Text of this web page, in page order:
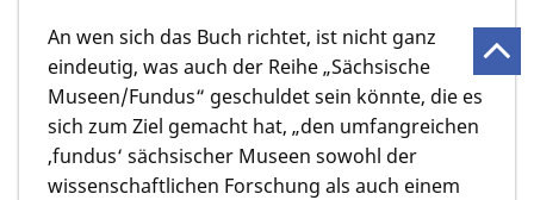
An wen sich das Buch richtet, ist nicht ganz
eindeutig, was auch der Reihe „Sächsische
Museen/Fundus“ geschuldet sein könnte, die es
sich zum Ziel gemacht hat, „den umfangreichen
‚fundus‘ sächsischer Museen sowohl der
wissenschaftlichen Forschung als auch einem